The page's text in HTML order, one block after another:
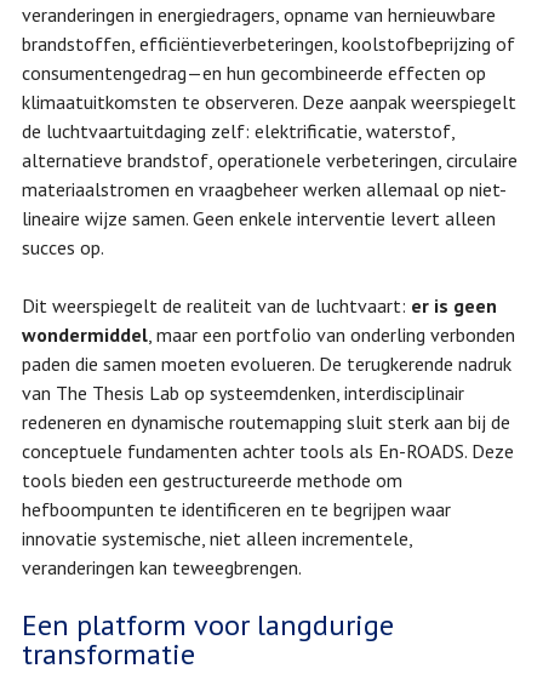
veranderingen in energiedragers, opname van hernieuwbare
brandstoffen, efficiëntieverbeteringen, koolstofbeprijzing of
consumentengedrag—en hun gecombineerde effecten op
klimaatuitkomsten te observeren. Deze aanpak weerspiegelt
de luchtvaartuitdaging zelf: elektrificatie, waterstof,
alternatieve brandstof, operationele verbeteringen, circulaire
materiaalstromen en vraagbeheer werken allemaal op niet-
lineaire wijze samen. Geen enkele interventie levert alleen
succes op.
Dit weerspiegelt de realiteit van de luchtvaart: er is geen
wondermiddel, maar een portfolio van onderling verbonden
paden die samen moeten evolueren. De terugkerende nadruk
van The Thesis Lab op systeemdenken, interdisciplinair
redeneren en dynamische routemapping sluit sterk aan bij de
conceptuele fundamenten achter tools als En-ROADS. Deze
tools bieden een gestructureerde methode om
hefboompunten te identificeren en te begrijpen waar
innovatie systemische, niet alleen incrementele,
veranderingen kan teweegbrengen.
Een platform voor langdurige
transformatie